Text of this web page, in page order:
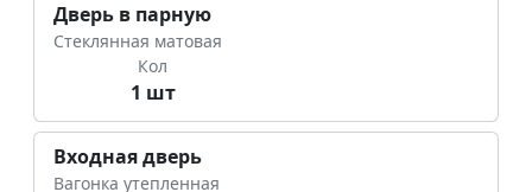
Дверь в парную
Стеклянная матовая
Кол
1 шт
Входная дверь
Вагонка утепленная